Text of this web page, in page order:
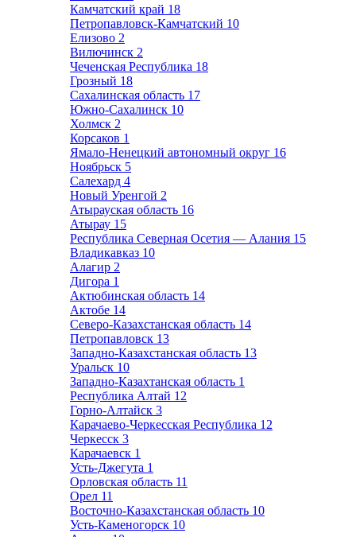
Камчатский край 18
Петропавловск-Камчатский 10
Елизово 2
Вилючинск 2
Чеченская Республика 18
Грозный 18
Сахалинская область 17
Южно-Сахалинск 10
Холмск 2
Корсаков 1
Ямало-Ненецкий автономный округ 16
Ноябрьск 5
Салехард 4
Новый Уренгой 2
Атырауская область 16
Атырау 15
Республика Северная Осетия — Алания 15
Владикавказ 10
Алагир 2
Дигора 1
Актюбинская область 14
Актобе 14
Северо-Казахстанская область 14
Петропавловск 13
Западно-Казахстанская область 13
Уральск 10
Западно-Казахтанская область 1
Республика Алтай 12
Горно-Алтайск 3
Карачаево-Черкесская Республика 12
Черкесск 3
Карачаевск 1
Усть-Джегута 1
Орловская область 11
Орел 11
Восточно-Казахстанская область 10
Усть-Каменогорск 10